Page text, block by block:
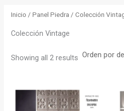
Inicio /Panel Piedra / Colección
Colección Vintage
Showing all 2 results